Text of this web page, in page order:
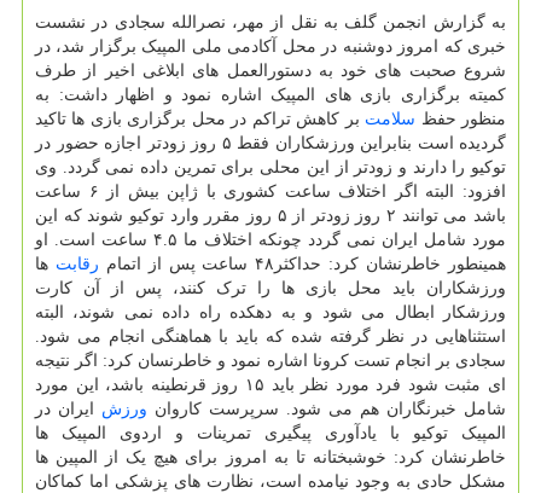
به گزارش انجمن گلف به نقل از مهر، نصرالله سجادی در نشست
خبری که امروز دوشنبه در محل آکادمی ملی المپیک برگزار شد، در
شروع صحبت های خود به دستورالعمل های ابلاغی اخیر از طرف
کمیته برگزاری بازی های المپیک اشاره نمود و اظهار داشت: به
منظور حفظ سلامت بر کاهش تراکم در محل برگزاری بازی ها تاکید
گردیده است بنابراین ورزشکاران فقط ۵ روز زودتر اجازه حضور در
توکیو را دارند و زودتر از این محلی برای تمرین داده نمی گردد. وی
افزود: البته اگر اختلاف ساعت کشوری با ژاپن بیش از ۶ ساعت
باشد می توانند ۲ روز زودتر از ۵ روز مقرر وارد توکیو شوند که این
مورد شامل ایران نمی گردد چونکه اختلاف ما ۴.۵ ساعت است. او
همینطور خاطرنشان کرد: حداکثر۴۸ ساعت پس از اتمام
رقابت ها
ورزشکاران باید محل بازی ها را ترک کنند، پس از آن کارت
ورزشکار ابطال می شود و به دهکده راه داده نمی شوند، البته
استثناهایی در نظر گرفته شده که باید با هماهنگی انجام می شود.
سجادی بر انجام تست کرونا اشاره نمود و خاطرنسان کرد: اگر نتیجه
ای مثبت شود فرد مورد نظر باید ۱۵ روز قرنطینه باشد، این مورد
شامل خبرنگاران هم می شود. سرپرست کاروان ورزش ایران در
المپیک توکیو با یادآوری پیگیری تمرینات و اردوی المپیک ها
خاطرنشان کرد: خوشبختانه تا به امروز برای هیچ یک از المپین ها
مشکل حادی به وجود نیامده است، نظارت های پزشکی اما کماکان